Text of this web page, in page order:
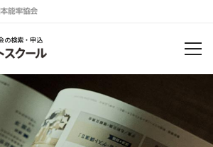
の検索・申込